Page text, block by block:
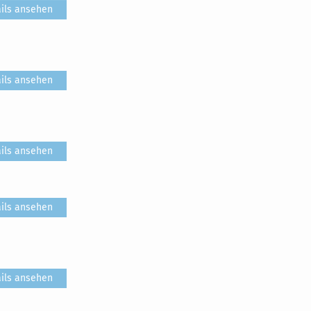
ansehen
ansehen
ansehen
ansehen
ansehen